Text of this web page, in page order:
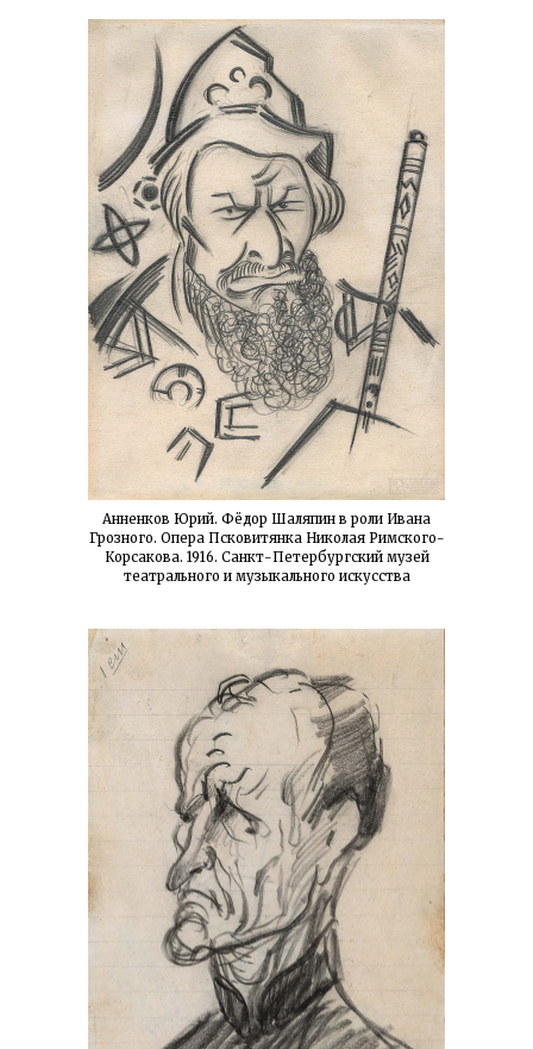
Анненков Юрий. Фёдор Шаляпин в роли Ивана
Грозного. Опера Псковитянка Николая Римского-
Корсакова. 1916. Санкт-Петербургский музей
театрального и музыкального искусства